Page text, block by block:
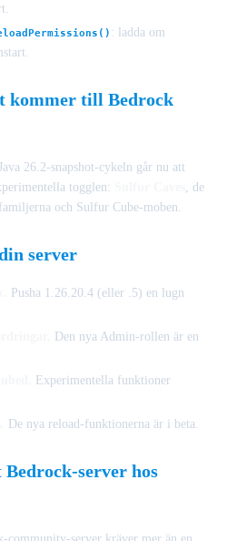
: ladda om
kommer till Bedrock
26.2-snapshot-cykeln går nu att
togglen:
, de
och Sulfur Cube-moben.
server
Pusha 1.26.20.4 (eller .5) en lugn
Den nya Admin-rollen är en
Experimentella funktioner
De nya reload-funktionerna är i beta.
server hos